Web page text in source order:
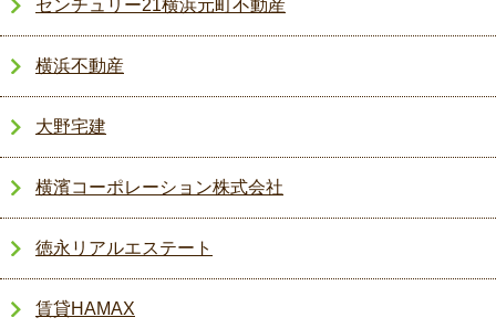
センチュリー21横浜元町不動産
横浜不動産
大野宅建
横濱コーポレーション株式会社
徳永リアルエステート
賃貸HAMAX